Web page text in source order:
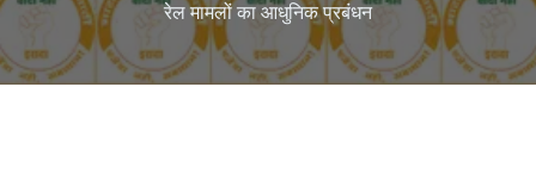
रेल मामलों का आधुनिक प्रबंधन